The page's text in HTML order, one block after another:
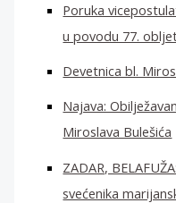
Poruka
u povodu 77.
Devetnica bl.
Najava:
Miroslava Bulešića
ZADAR,
svećenika